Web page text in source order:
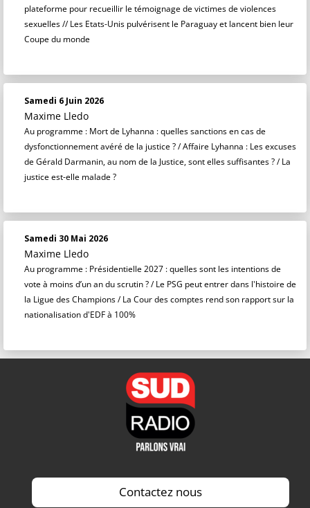
plateforme pour recueillir le témoignage de victimes de violences
sexuelles // Les Etats-Unis pulvérisent le Paraguay et lancent bien leur
Coupe du monde
Samedi 6 Juin 2026
Maxime Lledo
Au programme : Mort de Lyhanna : quelles sanctions en cas de
dysfonctionnement avéré de la justice ? / Affaire Lyhanna : Les excuses
de Gérald Darmanin, au nom de la Justice, sont elles suffisantes ? / La
justice est-elle malade ?
Samedi 30 Mai 2026
Maxime Lledo
Au programme : Présidentielle 2027 : quelles sont les intentions de
vote à moins d’un an du scrutin ? / Le PSG peut entrer dans l'histoire de
la Ligue des Champions / La Cour des comptes rend son rapport sur la
nationalisation d'EDF à 100%
Contactez nous